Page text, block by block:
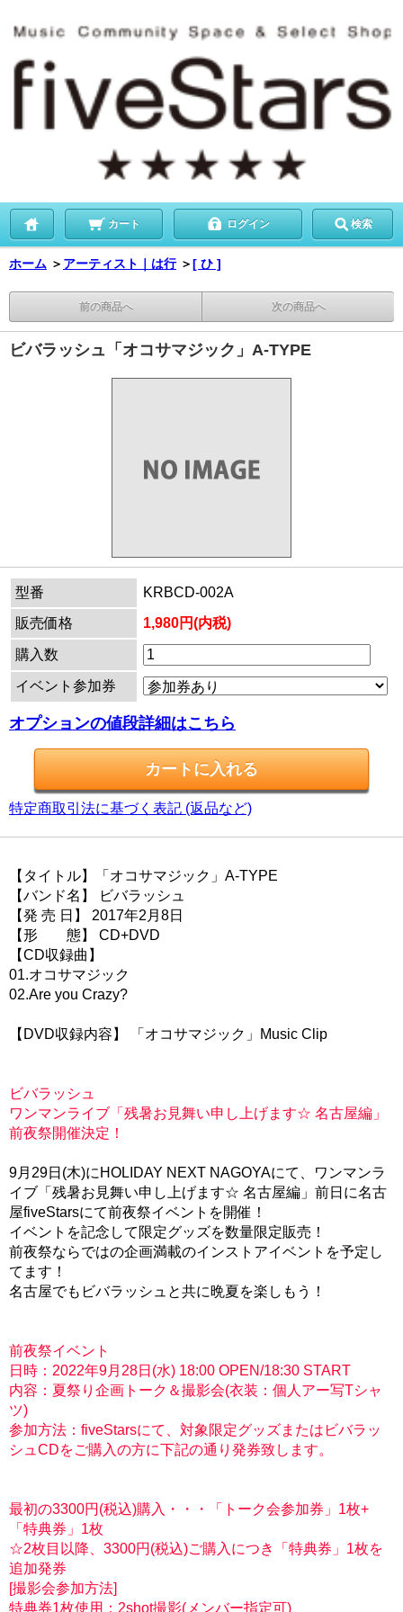
カート ログイン 検索
ホーム ＞ アーティスト｜は行 ＞[ ひ ]
前の商品へ 次の商品へ
ビバラッシュ「オコサマジック」A-TYPE
型番
KRBCD-002A
販売価格
1,980円(内税)
購入数
イベント参加券
オプションの値段詳細はこちら
特定商取引法に基づく表記 (返品など)
【タイトル】「オコサマジック」A-TYPE
【バンド名】 ビバラッシュ
【発 売 日】 2017年2月8日
【形 態】 CD+DVD
【CD収録曲】
01.オコサマジック
02.Are you Crazy?
【DVD収録内容】 「オコサマジック」Music Clip
ビバラッシュ
ワンマンライブ「残暑お見舞い申し上げます☆ 名古屋編」
前夜祭開催決定！
9月29日(木)にHOLIDAY NEXT NAGOYAにて、ワンマンラ
イブ「残暑お見舞い申し上げます☆ 名古屋編」前日に名古
屋fiveStarsにて前夜祭イベントを開催！
イベントを記念して限定グッズを数量限定販売！
前夜祭ならではの企画満載のインストアイベントを予定し
てます！
名古屋でもビバラッシュと共に晩夏を楽しもう！
前夜祭イベント
日時：2022年9月28日(水) 18:00 OPEN/18:30 START
内容：夏祭り企画トーク＆撮影会(衣装：個人アー写Tシャ
ツ)
参加方法：fiveStarsにて、対象限定グッズまたはビバラッ
シュCDをご購入の方に下記の通り発券致します。
最初の3300円(税込)購入・・・「トーク会参加券」1枚+
「特典券」1枚
☆2枚目以降、3300円(税込)ご購入につき「特典券」1枚を
追加発券
[撮影会参加方法]
特典券1枚使用：2shot撮影(メンバー指定可)